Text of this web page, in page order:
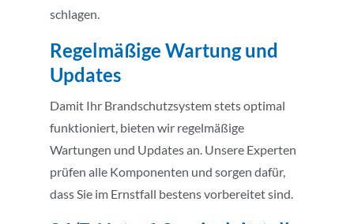
schlagen.
Regelmäßige Wartung und
Updates
Damit Ihr Brandschutzsystem stets optimal
funktioniert, bieten wir regelmäßige
Wartungen und Updates an. Unsere Experten
prüfen alle Komponenten und sorgen dafür,
dass Sie im Ernstfall bestens vorbereitet sind.